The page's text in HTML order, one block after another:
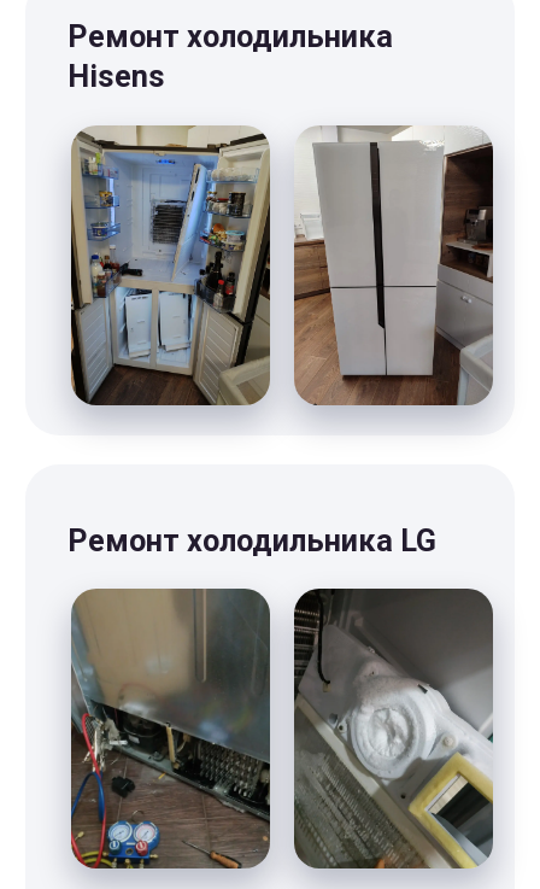
Материал
Материал креплений
“Мы обязуемся соблюдать
все обещанные условия”